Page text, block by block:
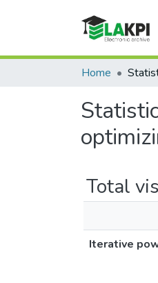
Home
Total
Iterative